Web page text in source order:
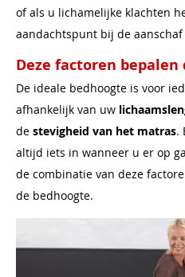
of als u lichamelijke klachten
aandachtspunt bij de
Deze factoren bepalen
De ideale bedhoogte is voor
afhankelijk van uw
de stevigheid van het matras.
altijd iets in wanneer u er op
de combinatie van deze
de bedhoogte.